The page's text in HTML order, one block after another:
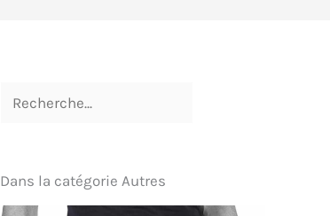
Dans la catégorie Autres